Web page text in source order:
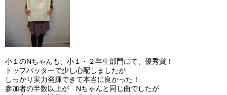
小１のNちゃんも、小１・２年生部門にて、優秀賞！
トップバッターで少し心配しましたが
しっかり実力発揮できて本当に良かった！
参加者の半数以上が Nちゃんと同じ曲でしたが